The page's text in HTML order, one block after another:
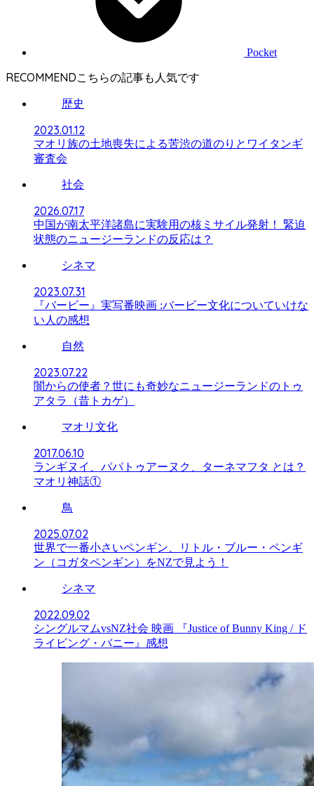
Pocket
RECOMMEND
歴史
2023.01.12
マオリ族の土地喪失による苦渋の道のりとワイタンギ
審査会
社会
2026.07.17
中国が南太平洋諸島に実験用の核ミサイル発射！ 緊迫
状態のニュージーランドの反応は？
シネマ
2023.07.31
『バービー』実写番映画 :バービー文化についていけな
い人の感想
自然
2023.07.22
闇からの使者？世にも奇妙なニュージーランドのトゥ
アタラ（昔トカゲ）
マオリ文化
2017.06.10
ランギヌイ、パパトゥアーヌク、ターネマフタ とは？
マオリ神話①
鳥
2025.07.02
世界で一番小さいペンギン、リトル・ブルー・ペンギ
ン（コガタペンギン）をNZで見よう！
シネマ
2022.09.02
シングルマムvsNZ社会 映画 『Justice of Bunny King / ド
ライビング・バニー』感想